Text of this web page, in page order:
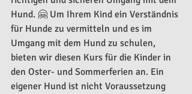
Hund. 🤗 Um Ihrem Kind ein Verständnis
für Hunde zu vermitteln und es im
Umgang mit dem Hund zu schulen,
bieten wir diesen Kurs für die Kinder in
den Oster- und Sommerferien an. Ein
eigener Hund ist nicht Voraussetzung